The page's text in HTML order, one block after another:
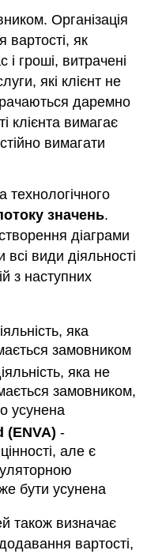
Організація
вартості, як
гроші, витрачені
які клієнт не
даремно
клієнта вимагає
вимагати
значень.
діаграми
види діяльності
з наступних
яка
замовником
яка не
замовником,
усунена
(ENVA) -
але є
бути усунена
також визначає
вартості,